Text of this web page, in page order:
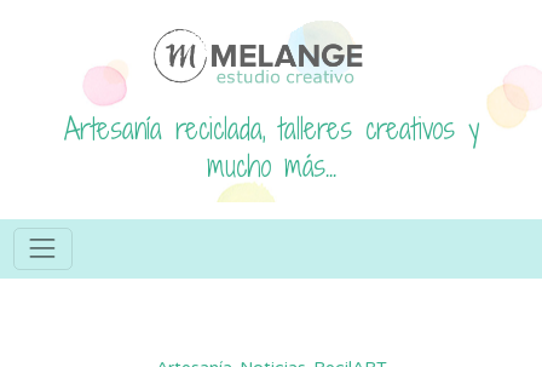
Artesanía reciclada, talleres creativos y
mucho más...